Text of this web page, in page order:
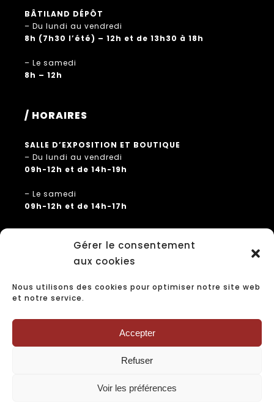
Gérer le consentement
aux cookies
Nous utilisons des cookies pour optimiser notre site web
et notre service.
Accepter
Refuser
Voir les préférences
BÂTILAND DÉPÔT
– Du lundi au vendredi
8h (7h30 l’été) – 12h et de 13h30 à 18h
– Le samedi
8h – 12h
/ HORAIRES
SALLE D’EXPOSITION ET BOUTIQUE
– Du lundi au vendredi
09h-12h et de 14h-19h
– Le samedi
09h-12h et de 14h-17h
/ PLUS D’INFOS
+ Partenaires
+ Politique de confidentialité
© Copyright 2022 | Maurin Saint-Avit – Création &